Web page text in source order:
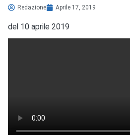
Redazione Aprile 17, 2019
del 10 aprile 2019